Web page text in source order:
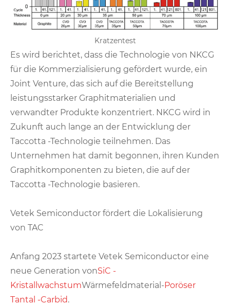
Kratzentest
Es wird berichtet, dass die Technologie von NKCG
für die Kommerzialisierung gefördert wurde, ein
Joint Venture, das sich auf die Bereitstellung
leistungsstarker Graphitmaterialien und
verwandter Produkte konzentriert. NKCG wird in
Zukunft auch lange an der Entwicklung der
Taccotta -Technologie teilnehmen. Das
Unternehmen hat damit begonnen, ihren Kunden
Graphitkomponenten zu bieten, die auf der
Taccotta -Technologie basieren.
Vetek Semiconductor fördert die Lokalisierung
von TAC
Anfang 2023 startete Vetek Semiconductor eine
neue Generation vonSiC -
KristallwachstumWärmefeldmaterial-Poröser
Tantal -Carbid.